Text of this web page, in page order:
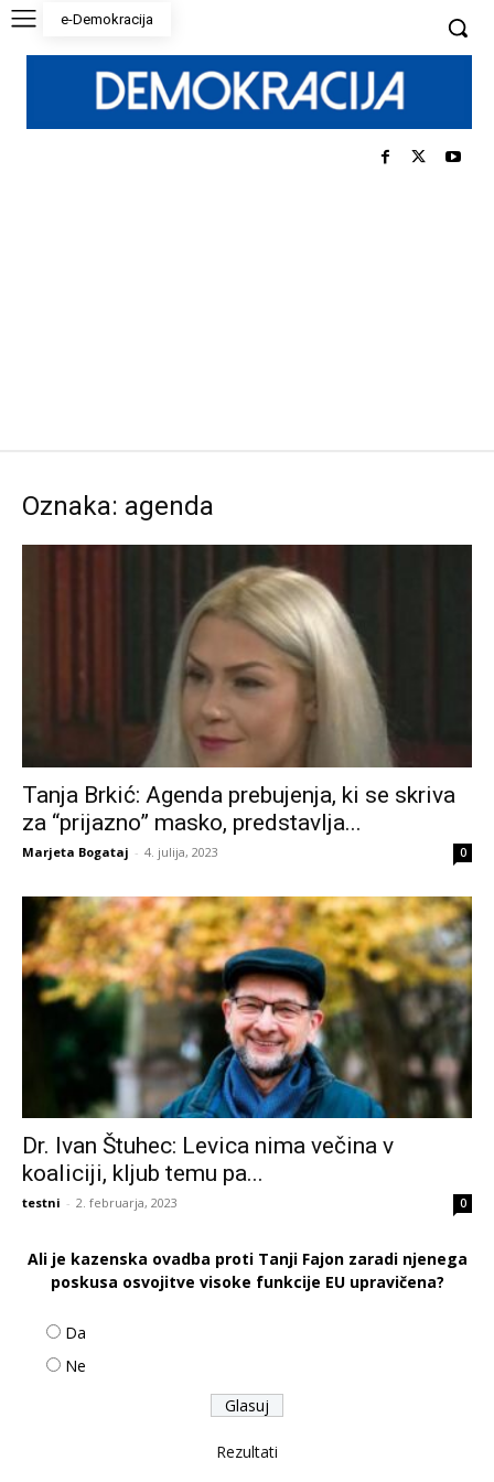
e-Demokracija
Oznaka: agenda
Tanja Brkić: Agenda prebujenja, ki se skriva
za “prijazno” masko, predstavlja...
Marjeta Bogataj - 4. julija, 2023 0
Dr. Ivan Štuhec: Levica nima večina v
koaliciji, kljub temu pa...
testni - 2. februarja, 2023 0
Ali je kazenska ovadba proti Tanji Fajon zaradi njenega
poskusa osvojitve visoke funkcije EU upravičena?
Da
Ne
Rezultati